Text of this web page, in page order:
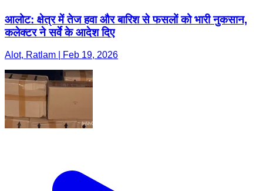
आलोट: क्षेत्र में तेज हवा और बारिश से फसलों को भारी नुकसान,
कलेक्टर ने सर्वे के आदेश दिए
Alot, Ratlam | Feb 19, 2026